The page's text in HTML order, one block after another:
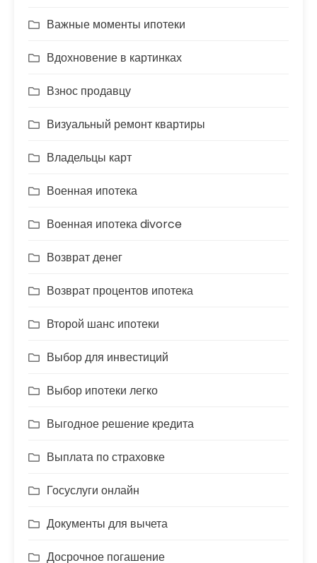
Важные моменты ипотеки
Вдохновение в картинках
Взнос продавцу
Визуальный ремонт квартиры
Владельцы карт
Военная ипотека
Военная ипотека divorce
Возврат денег
Возврат процентов ипотека
Второй шанс ипотеки
Выбор для инвестиций
Выбор ипотеки легко
Выгодное решение кредита
Выплата по страховке
Госуслуги онлайн
Документы для вычета
Досрочное погашение